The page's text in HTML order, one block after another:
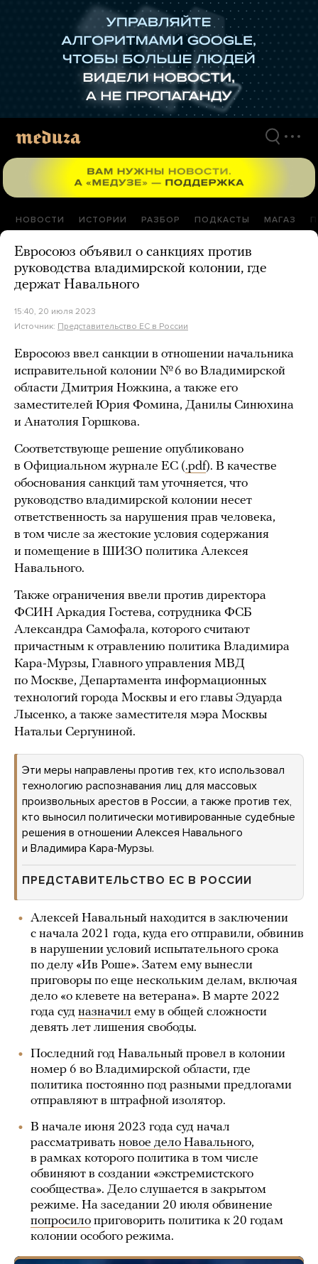
НОВОСТИ ИСТОРИИ РАЗБОР ПОДКАСТЫ МАГАЗ
Евросоюз объявил о санкциях против
руководства владимирской колонии, где
держат Навального
15:40, 20 июля 2023
Источник: Представительство ЕС в России
Евросоюз ввел санкции в отношении начальника
исправительной колонии № 6 во Владимирской
области Дмитрия Ножкина, а также его
заместителей Юрия Фомина, Данилы Синюхина
и Анатолия Горшкова.
Соответствующе решение опубликовано
в Официальном журнале ЕС (.pdf). В качестве
обоснования санкций там уточняется, что
руководство владимирской колонии несет
ответственность за нарушения прав человека,
в том числе за жестокие условия содержания
и помещение в ШИЗО политика Алексея
Навального.
Также ограничения ввели против директора
ФСИН Аркадия Гостева, сотрудника ФСБ
Александра Самофала, которого считают
причастным к отравлению политика Владимира
Кара-Мурзы, Главного управления МВД
по Москве, Департамента информационных
технологий города Москвы и его главы Эдуарда
Лысенко, а также заместителя мэра Москвы
Натальи Сергуниной.
Эти меры направлены против тех, кто использовал
технологию распознавания лиц для массовых
произвольных арестов в России, а также против тех,
кто выносил политически мотивированные судебные
решения в отношении Алексея Навального
и Владимира Кара-Мурзы.
ПРЕДСТАВИТЕЛЬСТВО ЕС В РОССИИ
Алексей Навальный находится в заключении
с начала 2021 года, куда его отправили, обвинив
в нарушении условий испытательного срока
по делу «Ив Роше». Затем ему вынесли
приговоры по еще нескольким делам, включая
дело «о клевете на ветерана». В марте 2022
года суд назначил ему в общей сложности
девять лет лишения свободы.
Последний год Навальный провел в колонии
номер 6 во Владимирской области, где
политика постоянно под разными предлогами
отправляют в штрафной изолятор.
В начале июня 2023 года суд начал
рассматривать новое дело Навального,
в рамках которого политика в том числе
обвиняют в создании «экстремистского
сообщества». Дело слушается в закрытом
режиме. На заседании 20 июля обвинение
попросило приговорить политика к 20 годам
колонии особого режима.